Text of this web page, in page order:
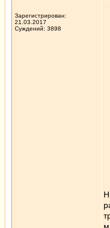
Зарегистрирован:
21.03.2017
Суждений: 3898